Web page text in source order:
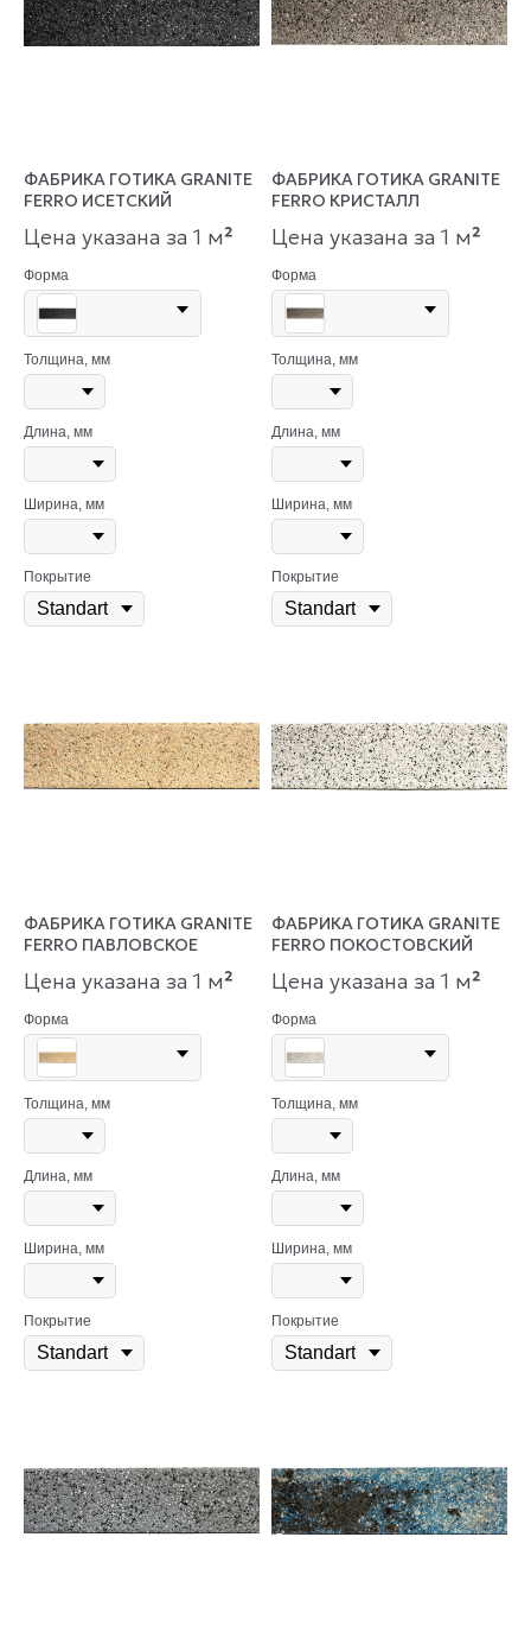
ФАБРИКА ГОТИКА GRANITE
FERRO ИСЕТСКИЙ
Цена указана за 1 м²
Форма
Толщина, мм
Длина, мм
Ширина, мм
Покрытие
ФАБРИКА ГОТИКА GRANITE
FERRO КРИСТАЛЛ
Цена указана за 1 м²
Форма
Толщина, мм
Длина, мм
Ширина, мм
Покрытие
ФАБРИКА ГОТИКА GRANITE
FERRO ПАВЛОВСКОЕ
Цена указана за 1 м²
Форма
Толщина, мм
Длина, мм
Ширина, мм
Покрытие
ФАБРИКА ГОТИКА GRANITE
FERRO ПОКОСТОВСКИЙ
Цена указана за 1 м²
Форма
Толщина, мм
Длина, мм
Ширина, мм
Покрытие